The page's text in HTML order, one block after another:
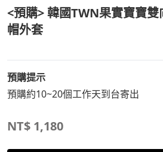
<預購> 韓國TWN果實寶寶
帽外套
預購提示
預購約10~20個工作天到台寄出
NT$ 1,180